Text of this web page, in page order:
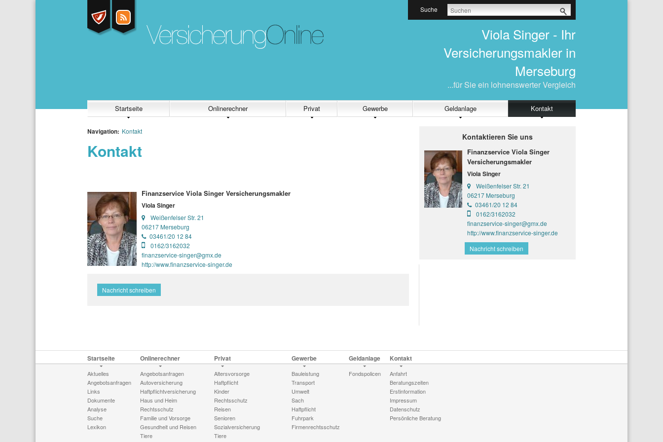
Suche
Viola Singer - Ihr
Versicherungsmakler in
Merseburg
...für Sie ein lohnenswerter Vergleich
Startseite Onlinerechner Privat Gewerbe Geldanlage Kontakt
Navigation: Kontakt
Kontakt
Finanzservice Viola Singer Versicherungsmakler
Viola Singer
Weißenfelser Str. 21
06217 Merseburg
03461/20 12 84
0162/3162032
finanzservice-singer@gmx.de
http://www.finanzservice-singer.de
Nachricht schreiben
Kontaktieren Sie uns
Finanzservice Viola Singer
Versicherungsmakler
Viola Singer
Weißenfelser Str. 21
06217 Merseburg
03461/20 12 84
0162/3162032
finanzservice-singer@gmx.de
http://www.finanzservice-singer.de
Nachricht schreiben
Startseite
Aktuelles
Angebotsanfragen
Links
Dokumente
Analyse
Suche
Lexikon
Onlinerechner
Angebotsanfragen
Autoversicherung
Haftpflichtversicherung
Haus und Heim
Rechtsschutz
Familie und Vorsorge
Gesundheit und Reisen
Tiere
Privat
Altersvorsorge
Haftpflicht
Kinder
Rechtsschutz
Reisen
Senioren
Sozialversicherung
Tiere
Gewerbe
Bauleistung
Transport
Umwelt
Sach
Haftpflicht
Fuhrpark
Firmenrechtsschutz
Geldanlage
Fondspolicen
Kontakt
Anfahrt
Beratungszeiten
Erstinformation
Impressum
Datenschutz
Persönliche Beratung